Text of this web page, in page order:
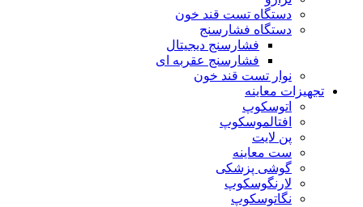
دستگاه تست قند خون
دستگاه فشارسنج
فشارسنج دیجیتال
فشارسنج عقربه ای
نوار تست قند خون
تجهیزات معاینه
اتوسکوپ
افتالموسکوپ
پن لایت
ست معاینه
گوشی پزشکی
لارنگوسکوپ
نگاتوسکوپ